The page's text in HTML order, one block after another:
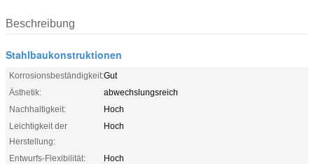
Beschreibung
Stahlbaukonstruktionen
Korrosionsbeständigkeit:Gut
Ästhetik:
abwechslungsreich
Nachhaltigkeit:
Hoch
Leichtigkeit der
Herstellung:
Hoch
Entwurfs-Flexibilität:
Hoch